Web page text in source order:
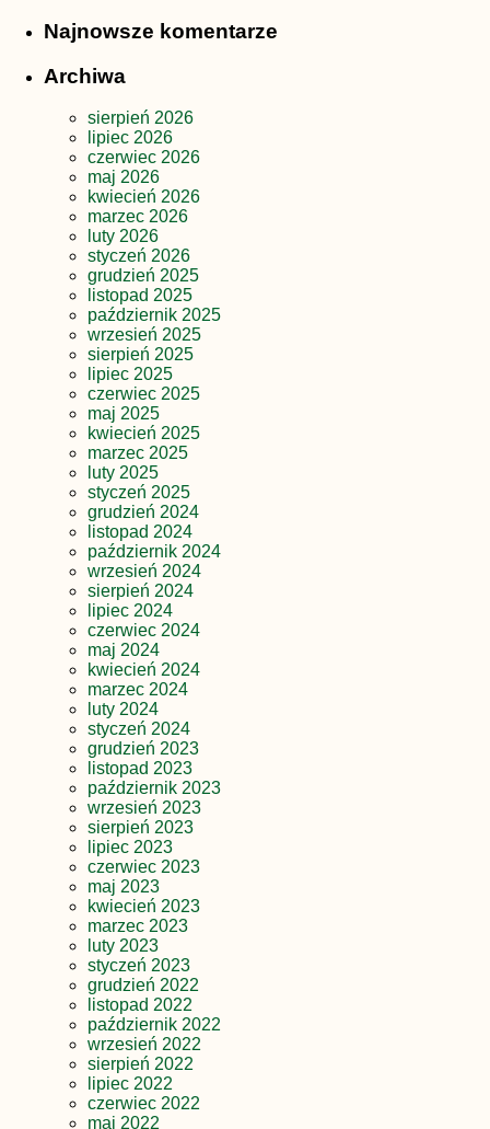
Najnowsze komentarze
Archiwa
sierpień 2026
lipiec 2026
czerwiec 2026
maj 2026
kwiecień 2026
marzec 2026
luty 2026
styczeń 2026
grudzień 2025
listopad 2025
październik 2025
wrzesień 2025
sierpień 2025
lipiec 2025
czerwiec 2025
maj 2025
kwiecień 2025
marzec 2025
luty 2025
styczeń 2025
grudzień 2024
listopad 2024
październik 2024
wrzesień 2024
sierpień 2024
lipiec 2024
czerwiec 2024
maj 2024
kwiecień 2024
marzec 2024
luty 2024
styczeń 2024
grudzień 2023
listopad 2023
październik 2023
wrzesień 2023
sierpień 2023
lipiec 2023
czerwiec 2023
maj 2023
kwiecień 2023
marzec 2023
luty 2023
styczeń 2023
grudzień 2022
listopad 2022
październik 2022
wrzesień 2022
sierpień 2022
lipiec 2022
czerwiec 2022
maj 2022